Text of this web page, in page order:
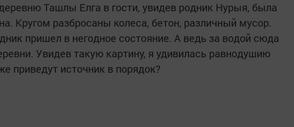
Ташлы Елга в гости, увидев родник Нурыя, была
Кругом разбросаны колеса, бетон, различный мусор.
пришел в негодное состояние. А ведь за водой сюда
Увидев такую картину, я удивилась равнодушию
приведут источник в порядок?